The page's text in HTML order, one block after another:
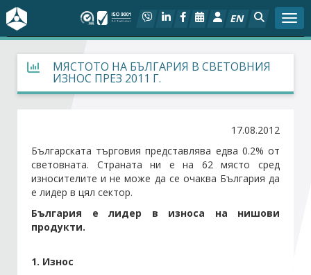
EN
За БСК
На фокус
Социален диалог
Дейности
МЯСТОТО НА БЪЛГАРИЯ В СВЕТОВНИЯ
ИЗНОС ПРЕЗ 2011 Г.
17.08.2012
Българската търговия представлява едва 0.2% от
световната. Страната ни е на 62 място сред
износителите и не може да се очаква България да
е лидер в цял сектор.
България е лидер в износа на нишови
продукти.
1. Износ